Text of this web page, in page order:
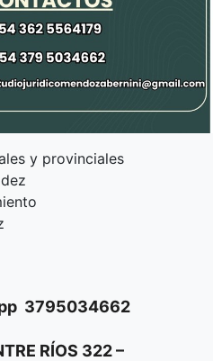
y provinciales
3795034662
RÍOS 322 –